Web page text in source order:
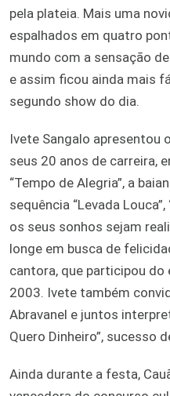
pela plateia. Mais uma
espalhados em quatro
mundo com a sensação
e assim ficou ainda mais
segundo show do dia.
Ivete Sangalo apresentou
seus 20 anos de carreira,
“Tempo de Alegria”, a
sequência “Levada Louca”,
os seus sonhos sejam
longe em busca de
cantora, que participou do
2003. Ivete também
Abravanel e juntos
Quero Dinheiro”, sucesso
Ainda durante a festa,